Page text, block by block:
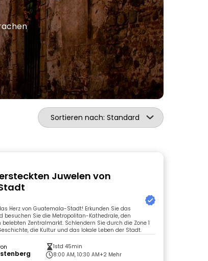
Sortieren nach: Standard
Juwelen von
Herz von Guatemala-Stadt! Erkunden Sie das
besuchen Sie die Metropolitan-Kathedrale, den
Zentralmarkt. Schlendern Sie durch die Zone 1
die Kultur und das lokale Leben der Stadt.
1std 45min
8:00 AM, 10:30 AM+2 Mehr